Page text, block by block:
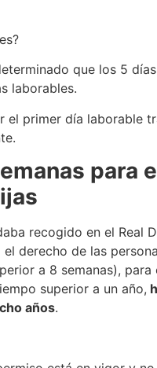
que los 5
laborables.
el primer día laborable
para
recogido en el Real
derecho de las
a 8 semanas),
superior a un año,
años.